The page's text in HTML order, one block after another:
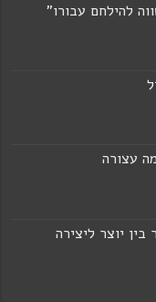
להילחם עבורו"
עצורה
יוצר ליצירה